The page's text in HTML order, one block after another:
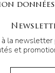
la newsletter
et